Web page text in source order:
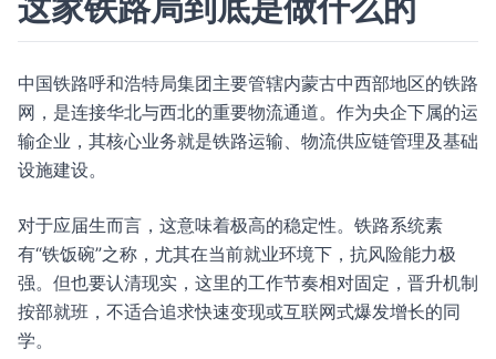
中国铁路呼和浩特局集团主要管辖内蒙古中西部地区的铁路
网，是连接华北与西北的重要物流通道。作为央企下属的运
输企业，其核心业务就是铁路运输、物流供应链管理及基础
设施建设。
对于应届生而言，这意味着极高的稳定性。铁路系统素
有“铁饭碗”之称，尤其在当前就业环境下，抗风险能力极
强。但也要认清现实，这里的工作节奏相对固定，晋升机制
按部就班，不适合追求快速变现或互联网式爆发增长的同
学。